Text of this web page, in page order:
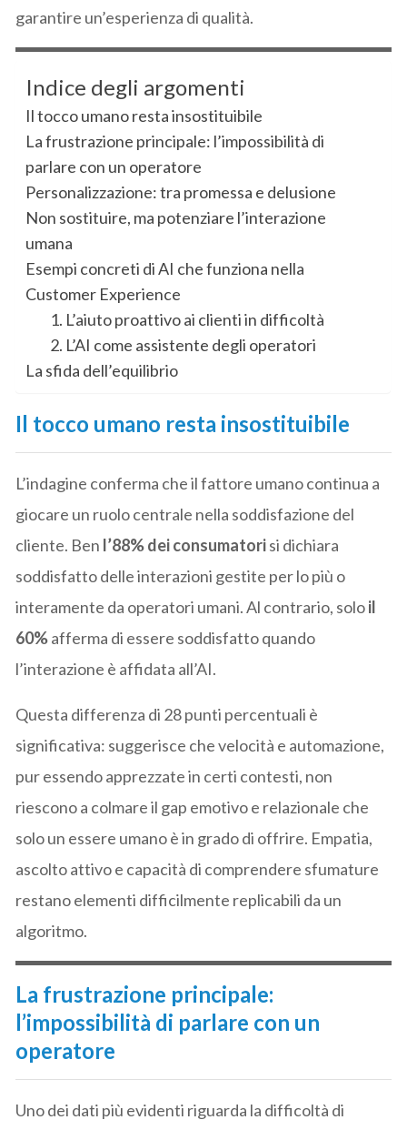
garantire un’esperienza di qualità.
Indice degli argomenti
Il tocco umano resta insostituibile
La frustrazione principale: l’impossibilità di
parlare con un operatore
Personalizzazione: tra promessa e delusione
Non sostituire, ma potenziare l’interazione
umana
Esempi concreti di AI che funziona nella
Customer Experience
1. L’aiuto proattivo ai clienti in difficoltà
2. L’AI come assistente degli operatori
La sfida dell’equilibrio
Il tocco umano resta insostituibile
L’indagine conferma che il fattore umano continua a
giocare un ruolo centrale nella soddisfazione del
cliente. Ben l’88% dei consumatorisi dichiara
soddisfatto delle interazioni gestite per lo più o
interamente da operatori umani. Al contrario, soloil
60%afferma di essere soddisfatto quando
l’interazione è affidata all’AI.
Questa differenza di 28 punti percentuali è
significativa: suggerisce che velocità e automazione,
pur essendo apprezzate in certi contesti, non
riescono a colmare il gap emotivo e relazionale che
solo un essere umano è in grado di offrire. Empatia,
ascolto attivo e capacità di comprendere sfumature
restano elementi difficilmente replicabili da un
algoritmo.
La frustrazione principale:
l’impossibilità di parlare con un
operatore
Uno dei dati più evidenti riguarda la difficoltà di